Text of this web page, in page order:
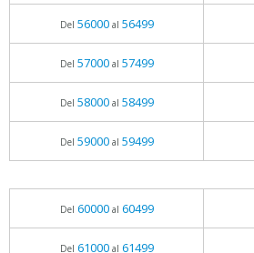
Del 56000al 56499
Del 57000al 57499
Del 58000al 58499
Del 59000al 59499
Del 60000al 60499
Del 61000al 61499